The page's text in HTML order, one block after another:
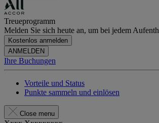
Treueprogramm
Melden Sie sich heute an, um bei jedem
Kostenlos anmelden
ANMELDEN
Ihre Buchungen
Vorteile und Status
Punkte sammeln und einlösen
Close menu